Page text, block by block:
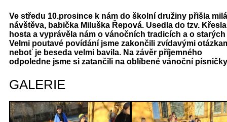
Ve středu 10.prosince k nám do školní družiny přišla milá
návštěva, babička Miluška Řepová. Usedla do tzv.
hosta a vyprávěla nám o vánočních tradicích a o
Velmi poutavé povídání jsme zakončili zvídavými
neboť je beseda velmi bavila. Na závěr příjemného
odpoledne jsme si zatančili na oblíbené vánoční
GALERIE